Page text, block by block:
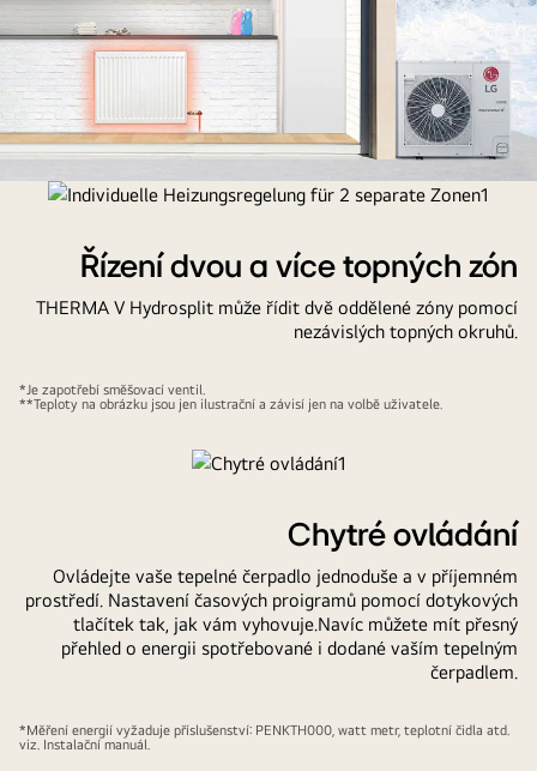
Therma
tepla
Řízení dvou a více topných zón
THERMA V Hydrosplit může řídit dvě oddělené zóny pomocí
nezávislých topných okruhů.
*Je zapotřebí směšovací ventil.
**Teploty na obrázku jsou jen ilustrační a závisí jen na volbě uživatele.
Chytré ovládání
Ovládejte vaše tepelné čerpadlo jednoduše a v příjemném
prostředí. Nastavení časových proigramů pomocí dotykových
tlačítek tak, jak vám vyhovuje.Navíc můžete mít přesný
přehled o energii spotřebované i dodané vaším tepelným
čerpadlem.
*Měření energií vyžaduje příslušenství: PENKTH000, watt metr, teplotní čidla atd.
viz. Instalační manuál.